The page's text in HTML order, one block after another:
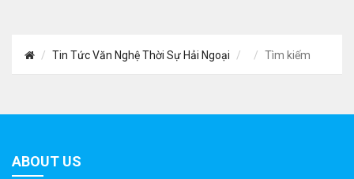
Tin Tức Văn Nghệ Thời Sự Hải Ngoại Tìm kiếm
ABOUT US